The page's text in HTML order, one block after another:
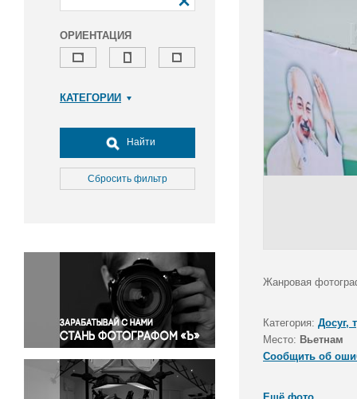
ОРИЕНТАЦИЯ
КАТЕГОРИИ
Досуг, туризм и отдых
Культура
Медицина
Окружающая среда
Политика
Правосудие
Происшествия и конфликты
Религия
Светская жизнь
Спорт
Найти
Сбросить фильтр
Жанровая
Категория: Досуг,
Место: Вьетнам
Сообщить об